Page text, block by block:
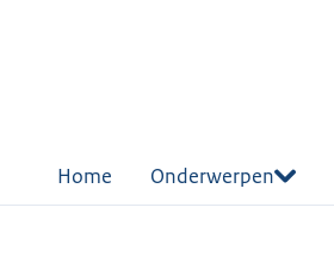
Home Onderwerpen